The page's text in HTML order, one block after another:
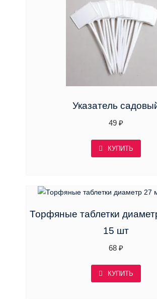
Указатель
49₽
КУПИТЬ
Торфяные таблетки
15 шт
68₽
КУПИТЬ